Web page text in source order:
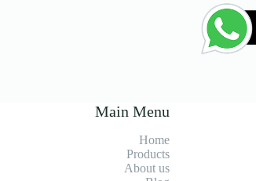
Main Menu
Home
Products
About us